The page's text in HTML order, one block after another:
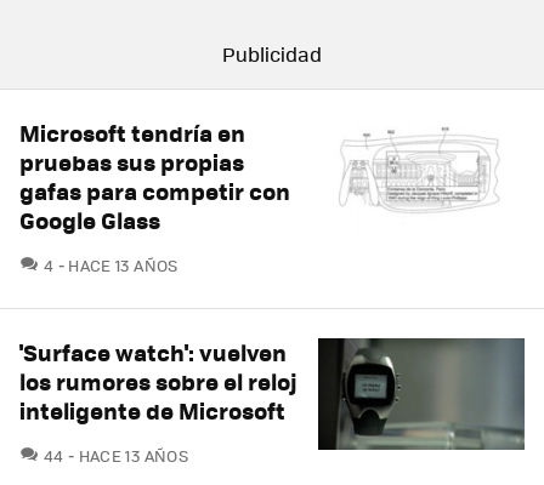
Microsoft tendría en
pruebas sus propias
gafas para competir con
Google Glass
4 COMENTARIOS
HACE 13 AÑOS
'Surface watch': vuelven
los rumores sobre el reloj
inteligente de Microsoft
44 COMENTARIOS
HACE 13 AÑOS